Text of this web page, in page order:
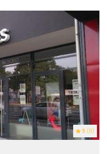
5 (8)